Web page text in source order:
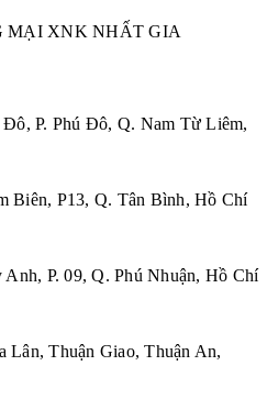
MẠI XNK NHẤT GIA
P. Phú Đô, Q. Nam Từ Liêm,
Biên, P13, Q. Tân Bình, Hồ Chí
09, Q. Phú Nhuận, Hồ Chí
Lân, Thuận Giao, Thuận An,